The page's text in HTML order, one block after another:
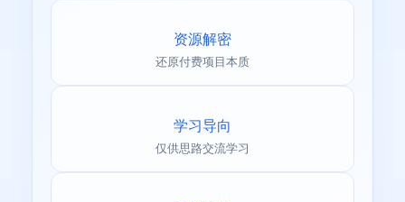
资源解密
还原付费项目本质
学习导向
仅供思路交流学习